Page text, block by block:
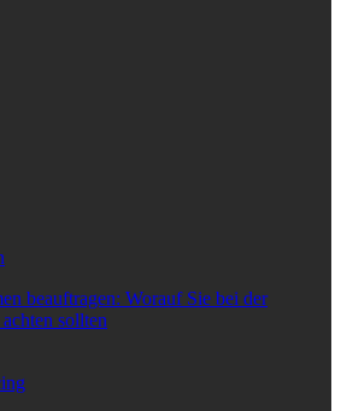
beauftragen: Worauf Sie bei der
sollten